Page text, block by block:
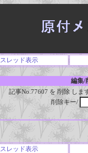
スレッド表示
編集/
記事No.77607 を 削除 し
削除キー/
スレッド表示